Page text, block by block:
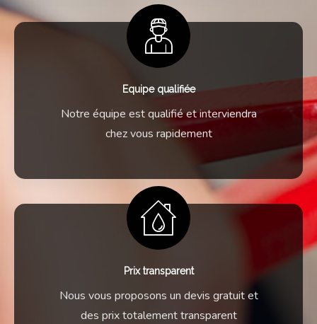
Equipe qualifiée
Notre équipe est qualifié et interviendra
chez vous rapidement
Prix transparent
Nous vous proposons un devis gratuit et
des prix totalement transparent